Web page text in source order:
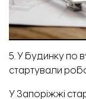
5. У будинку по
стартували
У Запоріжжі